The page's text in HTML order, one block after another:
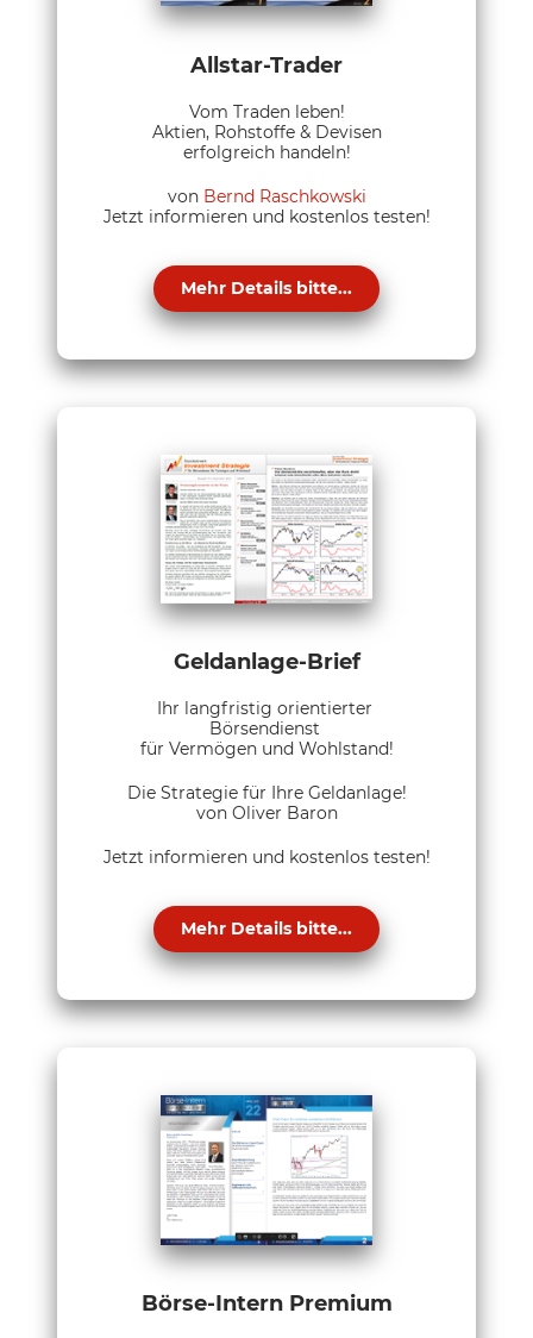
Allstar-Trader
Vom Traden leben!
Aktien, Rohstoffe & Devisen
erfolgreich handeln!
von Bernd Raschkowski
Jetzt informieren und kostenlos testen!
Mehr Details bitte...
Geldanlage-Brief
Ihr langfristig orientierter
Börsendienst
für Vermögen und Wohlstand!
Die Strategie für Ihre Geldanlage!
von Oliver Baron
Jetzt informieren und kostenlos testen!
Mehr Details bitte...
Börse-Intern Premium